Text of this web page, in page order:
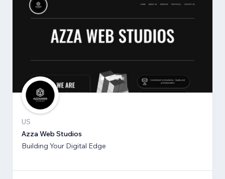
US
Azza Web Studios
Building Your Digital Edge